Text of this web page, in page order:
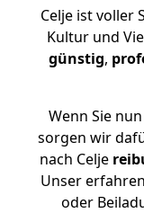
Celje ist voller
Kultur und
günstig,
Wenn Sie
sorgen wir
nach Celje
Unser
oder